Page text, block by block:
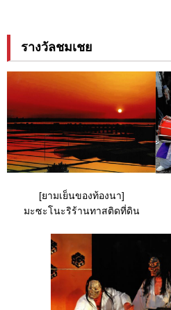
รางวัลชมเชย
[ยามเย็นของท้องนา]
มะซะโนะริร้านทาสติดที่ดิน